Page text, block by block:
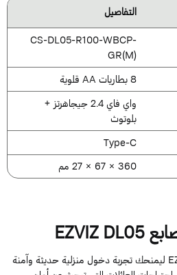
التفاصيل
CS-DL05-R100-WBCP-
GR(M)
واي فاي 2.4 جيجاهرتز +
بلوتوث
Type-C
360 × 67 × 27 مم
EZVIZ DL05
ليمنحك تجربة دخول منزلية حديثة وآمنة